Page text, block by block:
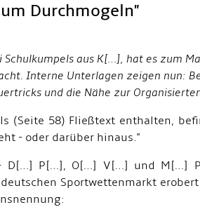
Durchmogeln"
Schulkumpels aus K[…], hat es zum
Interne Unterlagen zeigen nun:
und die Nähe zur
(Seite 58) Fließtext enthalten,
- oder darüber hinaus."
P[…], O[…] V[…] und M[…]
Sportwettenmarkt